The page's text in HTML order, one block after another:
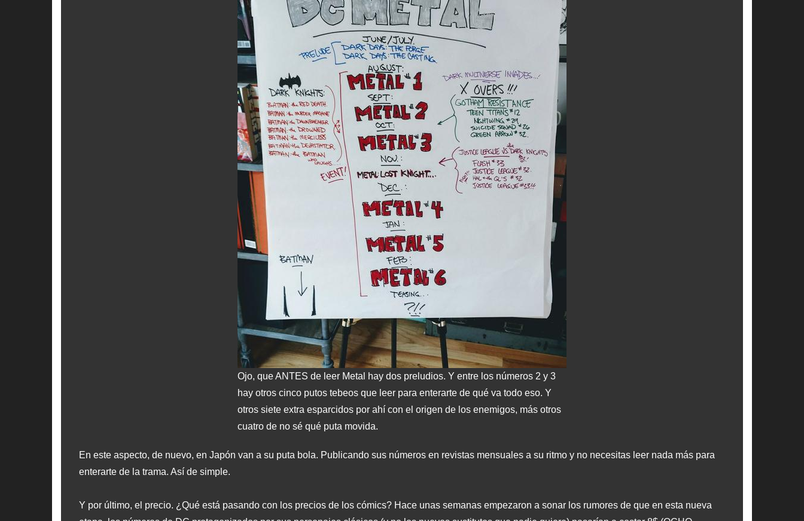
Ojo, que ANTES de leer Metal hay dos preludios. Y entre los números 2 y 3
hay otros cinco putos tebeos que leer para enterarte de qué va todo eso. Y
otros siete extra esparcidos por ahí con el origen de los enemigos, más otros
cuatro de no sé qué puta movida.
En este aspecto, de nuevo, en Japón van a su puta bola. Publicando sus números en revistas mensuales a su ritmo y no necesitas leer nada más para
enterarte de la trama. Así de simple.
Y por último, el precio. ¿Qué está pasando con los precios de los cómics? Hace unas semanas empezaron a sonar los rumores de que en esta nueva